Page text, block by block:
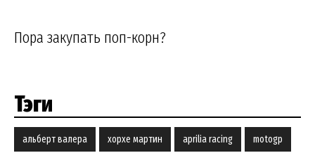
Пора закупать поп-корн?
Тэги
альберт валера хорхе мартин aprilia racing motogp